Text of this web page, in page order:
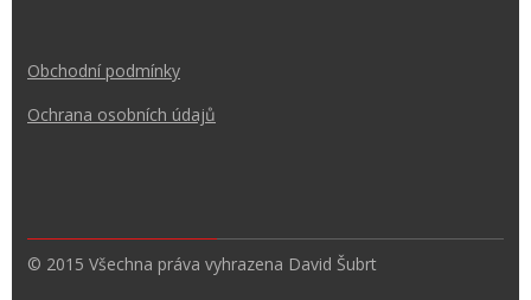
Obchodní podmínky
Ochrana osobních údajů
© 2015 Všechna práva vyhrazena David Šubrt